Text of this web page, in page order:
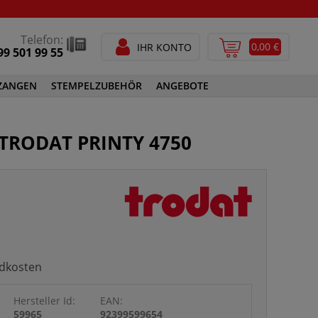
Telefon:
501 99 55
IHR KONTO 0,00 €
STEMPELZUBEHÖR
SPEZIALSTEMPELFARBEN
ANGEBOTE
PRINTY 4750
Hersteller Id:
59965
EAN:
92399599654